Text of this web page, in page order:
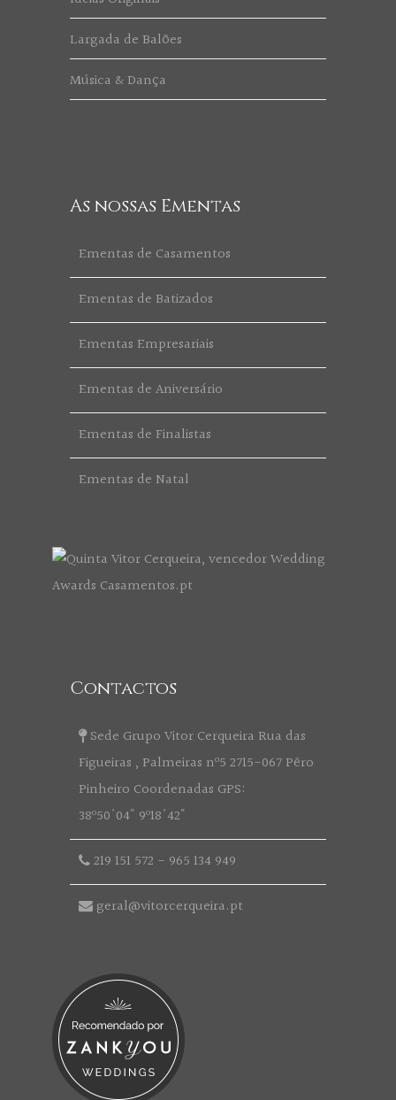
Largada de Balões
Música & Dança
As nossas Ementas
Ementas de Casamentos
Ementas de Batizados
Ementas Empresariais
Ementas de Aniversário
Ementas de Finalistas
Ementas de Natal
Contactos
Sede Grupo Vitor Cerqueira Rua das
Figueiras , Palmeiras nº5 2715-067 Pêro
Pinheiro Coordenadas GPS:
38º50'04" 9º18'42"
219 151 572 - 965 134 949
geral@vitorcerqueira.pt